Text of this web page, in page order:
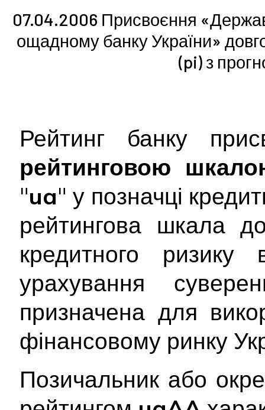
07.04.2006 Присвоєння
ощадному банку України»
(pi) з
Рейтинг банку
рейтинговою
"ua" у позначці
рейтингова шкала
кредитного ризику
урахування
призначена для
фінансовому ринку
Позичальник або